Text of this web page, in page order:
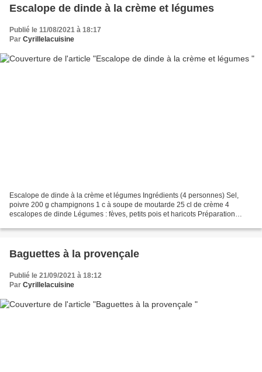
Escalope de dinde à la crème et légumes
Publié le 11/08/2021 à 18:17
Par Cyrillelacuisine
Escalope de dinde à la crème et légumes Ingrédients (4 personnes) Sel,
poivre 200 g champignons 1 c à soupe de moutarde 25 cl de crème 4
escalopes de dinde Légumes : fèves, petits pois et haricots Préparation
Baguettes à la provençale
Publié le 21/09/2021 à 18:12
Par Cyrillelacuisine